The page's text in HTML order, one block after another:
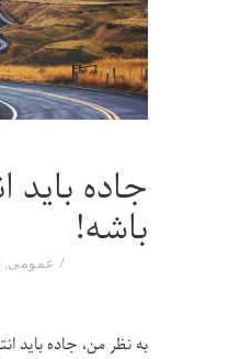
جاده باید
باشه!
عمومی,
به نظر من، جاده باید